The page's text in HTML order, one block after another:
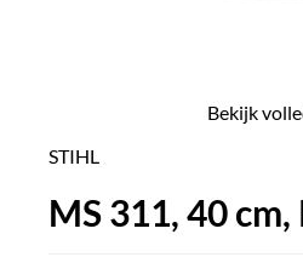
Bekijk
STIHL
MS 311, 40